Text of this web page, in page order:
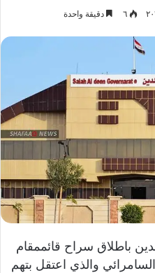
٦ دقيقة واحدة
باطلاق سراح قائممقام
والذي اعتقل بتهم